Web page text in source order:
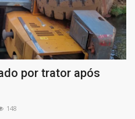
por trator após
148